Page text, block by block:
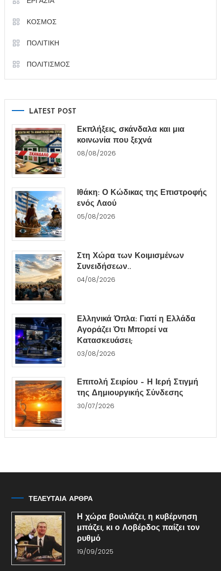
ΚΟΣΜΟΣ
ΠΟΛΙΤΙΚΗ
ΠΟΛΙΤΙΣΜΟΣ
LATEST POST
Εκπλήξεις, σκάνδαλα και μια
κοινωνία που ξεχνά
08/08/2026
Ιθάκη: Ο Κώδικας της Επιστροφής
ενός Λαού
05/08/2026
Στη Χώρα των Κοιμισμένων
Συνειδήσεων..
04/08/2026
Ελληνικά Όπλα: Γιατί η Ελλάδα
Αγοράζει Ότι Μπορεί να
Κατασκευάσει;
03/08/2026
Επιτολή Σειρίου – Η Ιερή Στιγμή
της Δημιουργικής Σύνδεσης
30/07/2026
ΤΕΛΕΥΤΑΙΑ ΑΡΘΡΑ
Η χώρα βουλιάζει, η κυβέρνηση
μπάζει, κι ο Λοβέρδος παίζει τον
ρυθμό
19/09/2025